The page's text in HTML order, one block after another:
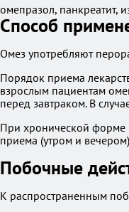
омепразол, панкреатит,
Способ
Омез употребляют
Порядок приема
взрослым пациентам
перед завтраком. В
При хронической форме
приема (утром и
Побочные
К распространенным